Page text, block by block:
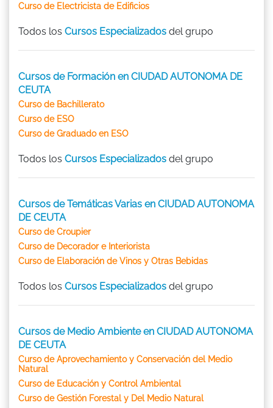
Curso de Electricista de Edificios
Todos los Cursos Especializados del grupo
Cursos de Formación en CIUDAD AUTONOMA DE
CEUTA
Curso de Bachillerato
Curso de ESO
Curso de Graduado en ESO
Todos los Cursos Especializados del grupo
Cursos de Temáticas Varias en CIUDAD AUTONOMA
DE CEUTA
Curso de Croupier
Curso de Decorador e Interiorista
Curso de Elaboración de Vinos y Otras Bebidas
Todos los Cursos Especializados del grupo
Cursos de Medio Ambiente en CIUDAD AUTONOMA
DE CEUTA
Curso de Aprovechamiento y Conservación del Medio
Natural
Curso de Educación y Control Ambiental
Curso de Gestión Forestal y Del Medio Natural